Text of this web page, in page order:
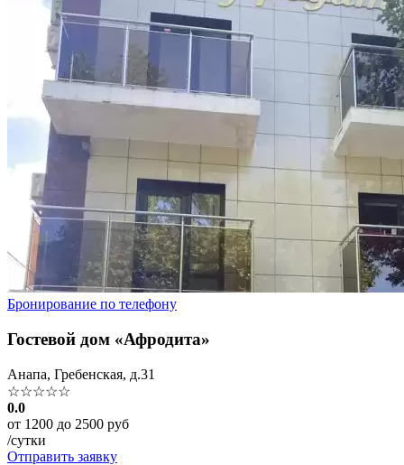
Бронирование по телефону
Гостевой дом «Афродита»
Анапа, Гребенская, д.31
☆☆☆☆☆
0.0
от 1200 до 2500 руб
/сутки
Отправить заявку